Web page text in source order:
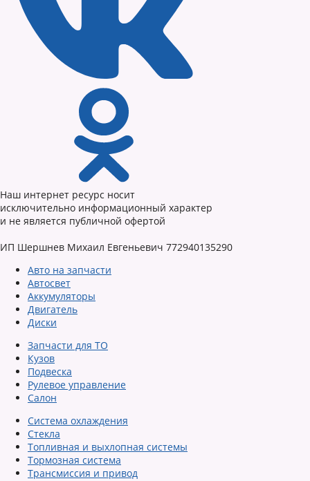
Наш интернет ресурс носит
исключительно информационный характер
и не является публичной офертой
ИП Шершнев Михаил Евгеньевич 772940135290
Авто на запчасти
Автосвет
Аккумуляторы
Двигатель
Диски
Запчасти для ТО
Кузов
Подвеска
Рулевое управление
Салон
Система охлаждения
Стекла
Топливная и выхлопная системы
Тормозная система
Трансмиссия и привод